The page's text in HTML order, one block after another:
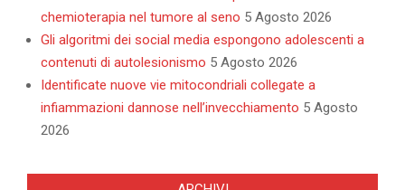
chemioterapia nel tumore al seno 5 Agosto 2026
Gli algoritmi dei social media espongono adolescenti a
contenuti di autolesionismo 5 Agosto 2026
Identificate nuove vie mitocondriali collegate a
infiammazioni dannose nell’invecchiamento 5 Agosto
2026